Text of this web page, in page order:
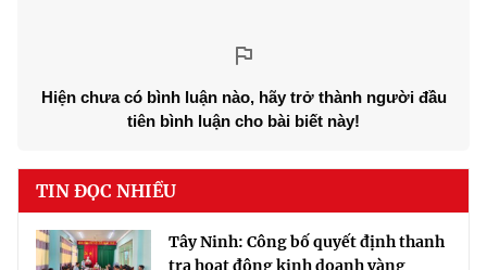
Hiện chưa có bình luận nào, hãy trở thành người đầu
tiên bình luận cho bài biết này!
TIN ĐỌC NHIỀU
Tây Ninh: Công bố quyết định thanh
tra hoạt động kinh doanh vàng